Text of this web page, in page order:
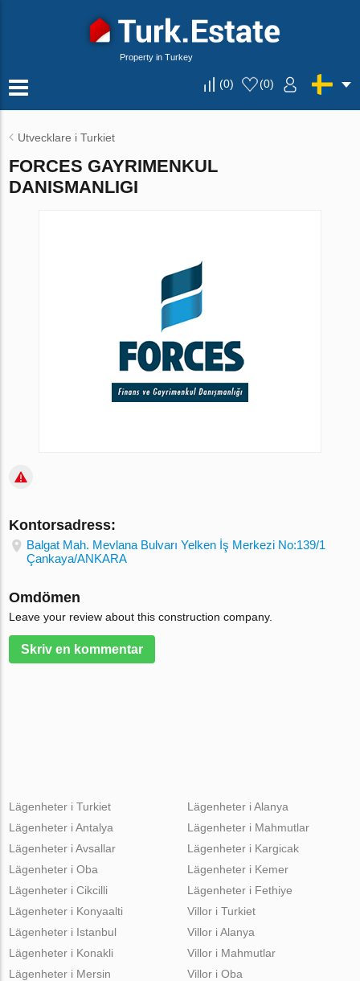
Property in Turkey
(0) (0)
Utvecklare i Turkiet
FORCES GAYRIMENKUL
DANISMANLIGI
Kontorsadress:
Balgat Mah. Mevlana Bulvarı Yelken İş Merkezi No:139/1
Çankaya/ANKARA
Omdömen
Leave your review about this construction company.
Skriv en kommentar
Lägenheter i Turkiet
Lägenheter i Antalya
Lägenheter i Avsallar
Lägenheter i Oba
Lägenheter i Cikcilli
Lägenheter i Alanya
Lägenheter i Mahmutlar
Lägenheter i Kargicak
Lägenheter i Kemer
Lägenheter i Fethiye
Lägenheter i Konyaalti
Lägenheter i Istanbul
Lägenheter i Konakli
Lägenheter i Mersin
Villor i Turkiet
Villor i Alanya
Villor i Mahmutlar
Villor i Oba